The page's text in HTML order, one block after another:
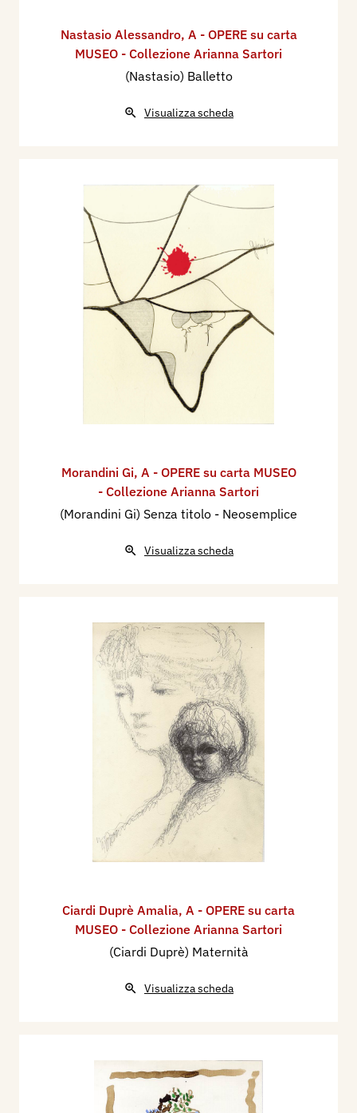
Nastasio Alessandro, A - OPERE su carta
MUSEO - Collezione Arianna Sartori
(Nastasio) Balletto
Visualizza scheda
Morandini Gi, A - OPERE su carta MUSEO
- Collezione Arianna Sartori
(Morandini Gi) Senza titolo - Neosemplice
Visualizza scheda
Ciardi Duprè Amalia, A - OPERE su carta
MUSEO - Collezione Arianna Sartori
(Ciardi Duprè) Maternità
Visualizza scheda